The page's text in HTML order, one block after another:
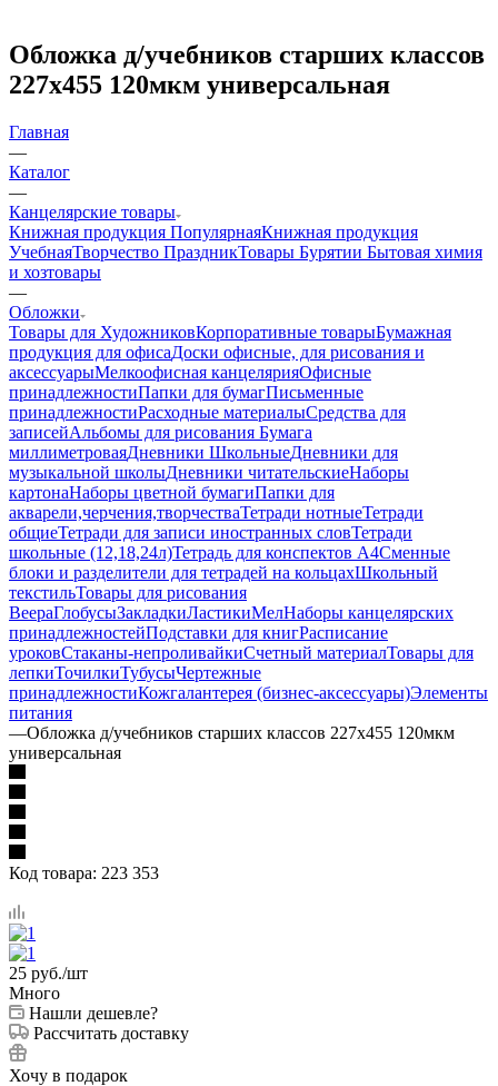
Обложка д/учебников старших классов
227х455 120мкм универсальная
Главная
—
Каталог
—
Канцелярские товары
Книжная продукция ПопулярнаяКнижная продукция
УчебнаяТворчество ПраздникТовары Бурятии Бытовая химия
и хозтовары
—
Обложки
Товары для ХудожниковКорпоративные товарыБумажная
продукция для офисаДоски офисные, для рисования и
аксессуарыМелкоофисная канцелярияОфисные
принадлежностиПапки для бумагПисьменные
принадлежностиРасходные материалыСредства для
записейАльбомы для рисования Бумага
миллиметроваяДневники ШкольныеДневники для
музыкальной школыДневники читательскиеНаборы
картонаНаборы цветной бумагиПапки для
акварели,черчения,творчестваТетради нотныеТетради
общиеТетради для записи иностранных словТетради
школьные (12,18,24л)Тетрадь для конспектов А4Сменные
блоки и разделители для тетрадей на кольцахШкольный
текстильТовары для рисования
ВеераГлобусыЗакладкиЛастикиМелНаборы канцелярских
принадлежностейПодставки для книгРасписание
уроковСтаканы-непроливайкиСчетный материалТовары для
лепкиТочилкиТубусыЧертежные
принадлежностиКожгалантерея (бизнес-аксессуары)Элементы
питания
—Обложка д/учебников старших классов 227х455 120мкм
универсальная
Код товара: 223 353
25 руб./шт
Много
Нашли дешевле?
Рассчитать доставку
Хочу в подарок